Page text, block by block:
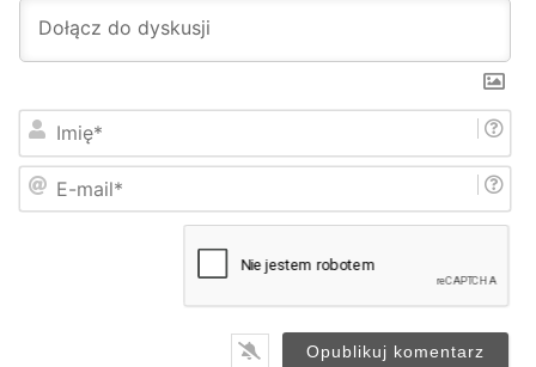
i
m